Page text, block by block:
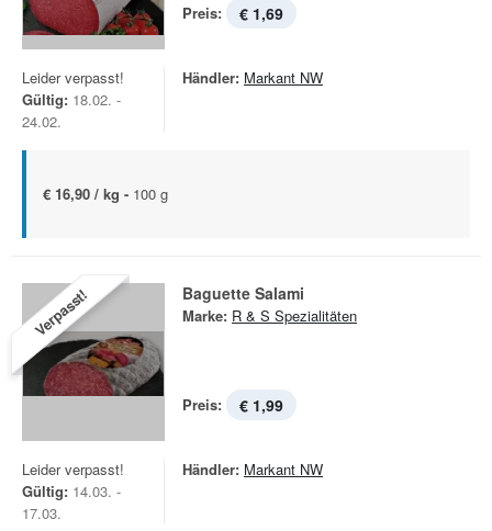
Preis: € 1,69
Leider verpasst!
Gültig: 18.02. -
24.02.
Händler: Markant NW
€ 16,90 / kg - 100 g
Verpasst! Baguette Salami
Marke: R & S Spezialitäten
Preis: € 1,99
Leider verpasst!
Gültig: 14.03. -
17.03.
Händler: Markant NW